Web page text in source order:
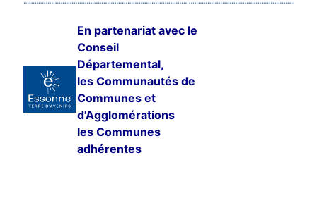
IMPORTANT
Quelques instants suffisent pour nous
aider à améliorer nos services :
En partenariat avec le
Conseil
Départemental,
les Communautés de
Communes et
d'Agglomérations
les Communes
adhérentes